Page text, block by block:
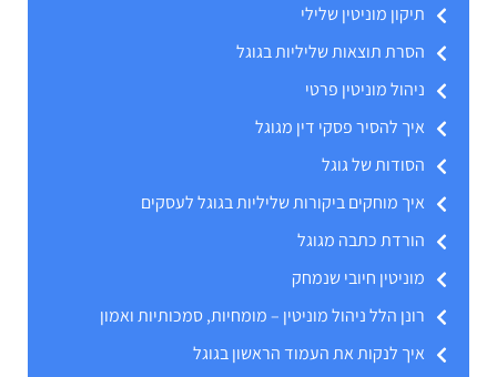
תיקון מוניטין שלילי
הסרת תוצאות שליליות בגוגל
ניהול מוניטין פרטי
איך להסיר פסקי דין מגוגל
הסודות של גוגל
איך מוחקים ביקורות שליליות בגוגל לעסקים
הורדת כתבה מגוגל
מוניטין חיובי שנמחק
רונן הלל ניהול מוניטין – מומחיות, סמכותיות ואמון
איך לנקות את העמוד הראשון בגוגל